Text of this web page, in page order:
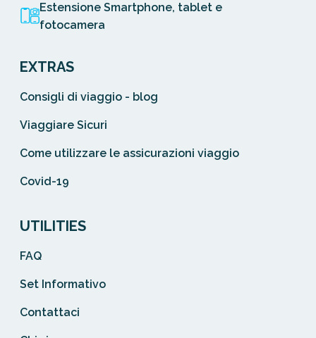
Estensione Smartphone, tablet e
fotocamera
EXTRAS
Consigli di viaggio - blog
Viaggiare Sicuri
Come utilizzare le assicurazioni viaggio
Covid-19
UTILITIES
FAQ
Set Informativo
Contattaci